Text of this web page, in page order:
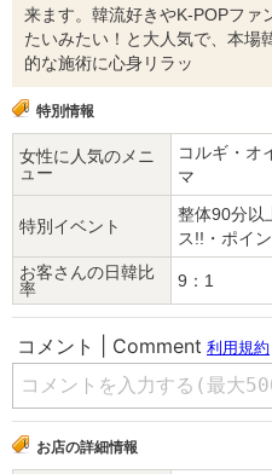
来ます。韓流好きやK-POPファ
たいみたい！と大人気で、本場
的な施術に心身リラッ
特別情報
女性に人気のメニ
ュー
コルギ・オ
マ
特別イベント
整体90分以
ス!!・ポイ
お客さんの日韓比
率
9：1
お店の詳細情報